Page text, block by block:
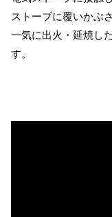
ストーブに覆いかぶ
一気に出火・延焼し
す。